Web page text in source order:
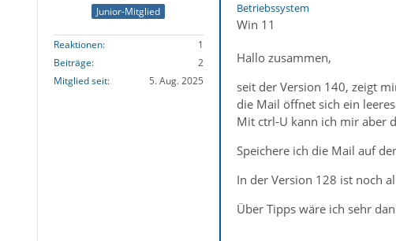
Junior-Mitglied
Reaktionen
1
Beiträge
2
Mitglied seit
5. Aug. 2025
Betriebssystem
Win 11
Hallo zusammen,
seit der Version 140, zeigt
die Mail öffnet sich ein
Mit ctrl-U kann ich mir aber
Speichere ich die Mail auf
In der Version 128 ist noch
Über Tipps wäre ich sehr